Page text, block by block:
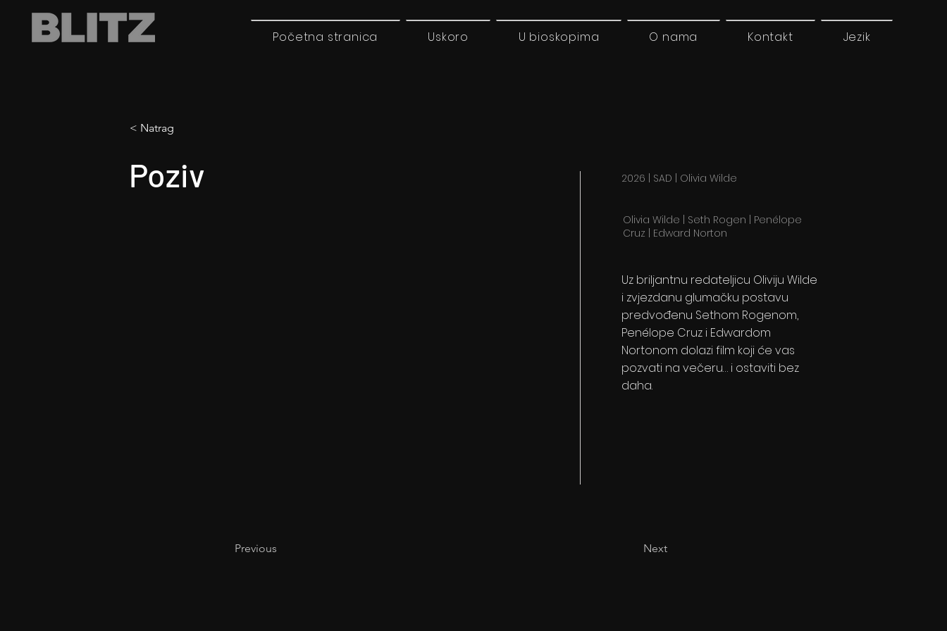
Početna stranica Uskoro U bioskopima O nama Kontakt Jezik
< Natrag
Poziv 2026 | SAD | Olivia Wilde
Olivia Wilde | Seth Rogen | Penélope
Cruz | Edward Norton
Uz briljantnu redateljicu Oliviju Wilde
i zvjezdanu glumačku postavu
predvođenu Sethom Rogenom,
Penélope Cruz i Edwardom
Nortonom dolazi film koji će vas
pozvati na večeru… i ostaviti bez
daha.
Previous Next